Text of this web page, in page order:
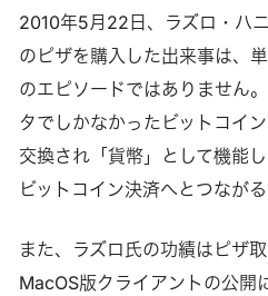
2010年5月22日、ラズロ・ハ
のピザを購入した出来事は、
のエピソードではありません
タでしかなかったビットコイ
交換され「貨幣」として機能
ビットコイン決済へとつなが
また、ラズロ氏の功績はピザ
MacOS版クライアントの公開